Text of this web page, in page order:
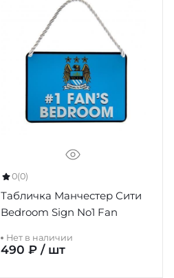
0(0)
Табличка Манчестер Сити
Bedroom Sign No1 Fan
Нет в наличии
490 ₽ / шт